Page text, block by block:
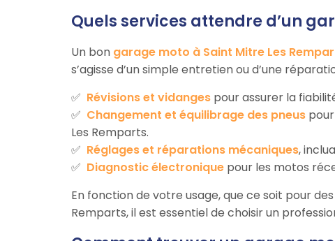
Quels services attendre d’un
Un bon garage moto à Saint Mitre Les
s’agisse d’un simple entretien ou d’une
Révisions et vidanges pour assurer la
Changement et équilibrage des pneus
Les Remparts.
Réglages et réparations mécaniques,
Diagnostic électronique pour les motos
En fonction de votre usage, que ce soit pour
Remparts, il est essentiel de choisir un